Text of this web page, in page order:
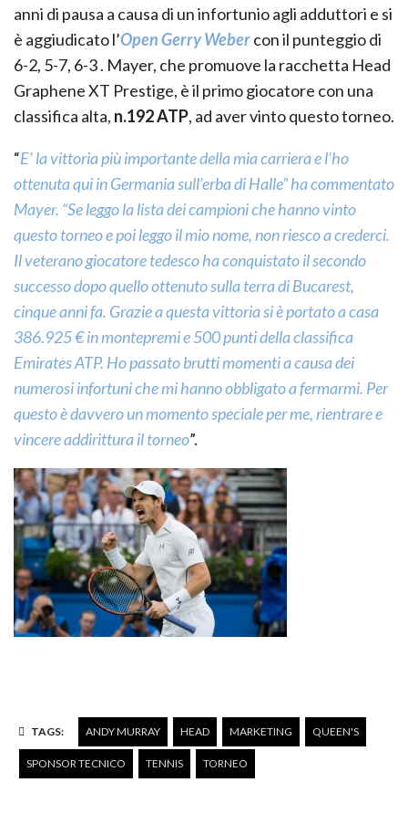
anni di pausa a causa di un infortunio agli adduttori e si
è aggiudicato l’Open Gerry Webercon il punteggio di
6-2, 5-7, 6-3 . Mayer, che promuove la racchetta Head
Graphene XT Prestige, è il primo giocatore con una
classifica alta, n.192 ATP, ad aver vinto questo torneo.
“E’ la vittoria più importante della mia carriera e l’ho
ottenuta qui in Germania sull’erba di Halle” ha commentato
Mayer. “Se leggo la lista dei campioni che hanno vinto
questo torneo e poi leggo il mio nome, non riesco a crederci.
Il veterano giocatore tedesco ha conquistato il secondo
successo dopo quello ottenuto sulla terra di Bucarest,
cinque anni fa. Grazie a questa vittoria si è portato a casa
386.925 € in montepremi e 500 punti della classifica
Emirates ATP. Ho passato brutti momenti a causa dei
numerosi infortuni che mi hanno obbligato a fermarmi. Per
questo è davvero un momento speciale per me, rientrare e
vincere addirittura il torneo”.
TAGS: ANDY MURRAY HEAD MARKETING QUEEN'S
SPONSOR TECNICO TENNIS TORNEO